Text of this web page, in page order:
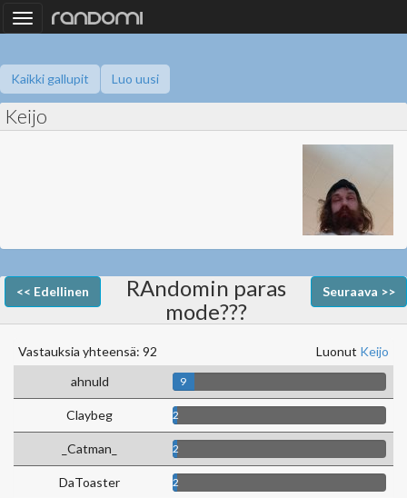
Toggle
navigation
Kaikki gallupit Luo uusi
Keijo
<< Edellinen Seuraava >>
RAndomin paras
mode???
Luonut Keijo
Vastauksia yhteensä: 92
ahnuld
9
Claybeg 2
_Catman_ 2
DaToaster 2